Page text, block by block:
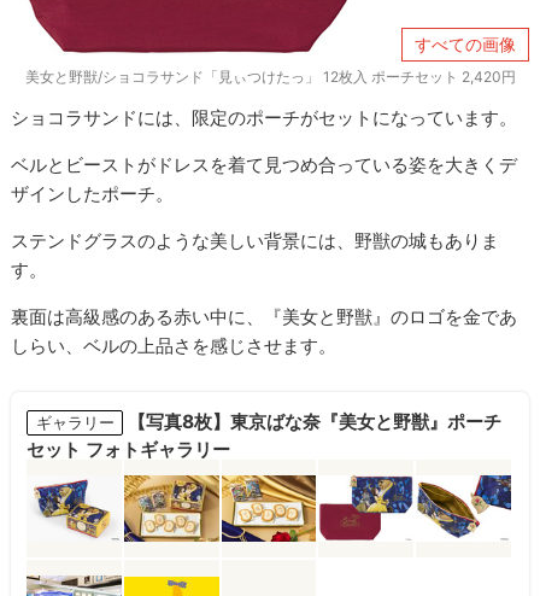
すべての画像
美女と野獣/ショコラサンド「見ぃつけたっ」 12枚入 ポーチセット 2,420円
ショコラサンドには、限定のポーチがセットになっています。
ベルとビーストがドレスを着て見つめ合っている姿を大きくデ
ザインしたポーチ。
ステンドグラスのような美しい背景には、野獣の城もありま
す。
裏面は高級感のある赤い中に、『美女と野獣』のロゴを金であ
しらい、ベルの上品さを感じさせます。
ギャラリー
【写真8枚】東京ばな奈『美女と野獣』ポーチ
セット フォトギャラリー